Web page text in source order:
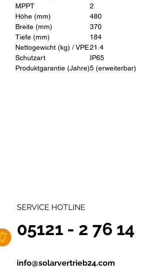
MPPT
2
Höhe (mm)
480
Breite (mm)
370
Tiefe (mm)
184
Nettogewicht (kg) / VPE21.4
Schutzart
IP65
Produktgarantie (Jahre)5 (erweiterbar)
SERVICE HOTLINE
05121 - 2 76 14
info@solarvertrieb24.com